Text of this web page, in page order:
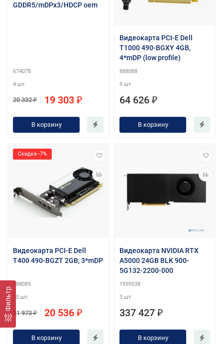
Фильтр
GDDR5/mDPx3/HDCP oem
674078
4 шт.
20 332 ₽ 19 303 ₽
В корзину
Видеокарта PCI-E Dell
T1000 490-BGXY 4GB,
4*mDP (low profile)
888088
9 шт.
64 626 ₽
В корзину
Скидка -7%
Видеокарта PCI-E Dell
T400 490-BGZT 2GB, 3*mDP
888085
10 шт.
21 973 ₽ 20 536 ₽
В корзину
Видеокарта NVIDIA RTX
A5000 24GB BLK 900-
5G132-2200-000
1959538
3 шт.
337 427 ₽
В корзину